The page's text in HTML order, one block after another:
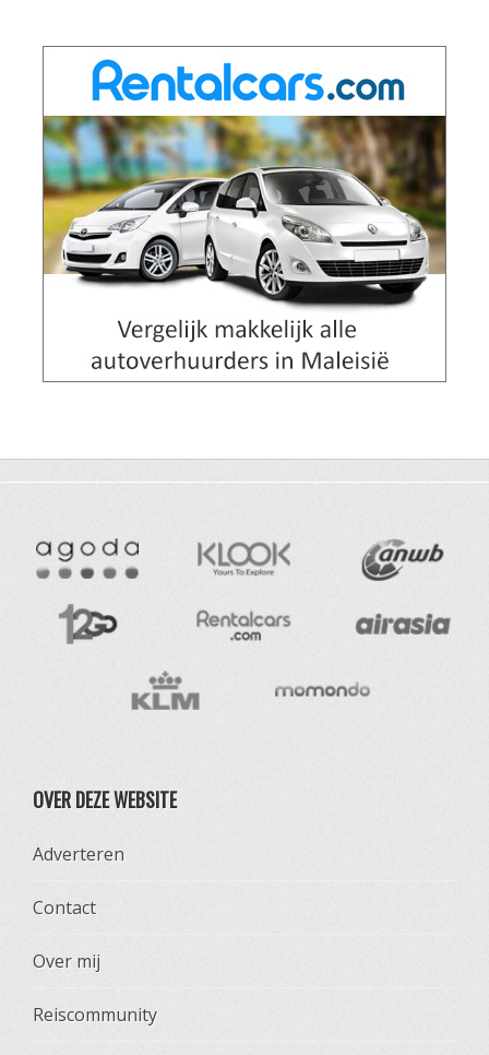
OVER DEZE WEBSITE
Adverteren
Contact
Over mij
Reiscommunity